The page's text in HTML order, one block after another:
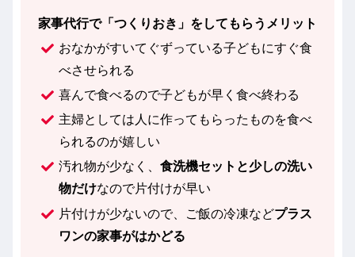
家事代行で「つくりおき」をしてもらうメリット
おなかがすいてぐずっている子どもにすぐ食
べさせられる
喜んで食べるので子どもが早く食べ終わる
主婦としては人に作ってもらったものを食べ
られるのが嬉しい
汚れ物が少なく、食洗機セットと少しの洗い
物だけなので片付けが早い
片付けが少ないので、ご飯の冷凍などプラス
ワンの家事がはかどる